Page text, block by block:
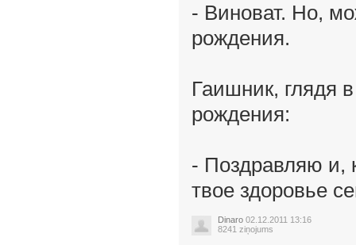
- Виноват. Но,
рождения.
Гаишник, глядя
рождения:
- Поздравляю и,
твое здоровье
Dinaro 02.12.2011 13:16
8241 ziņojums